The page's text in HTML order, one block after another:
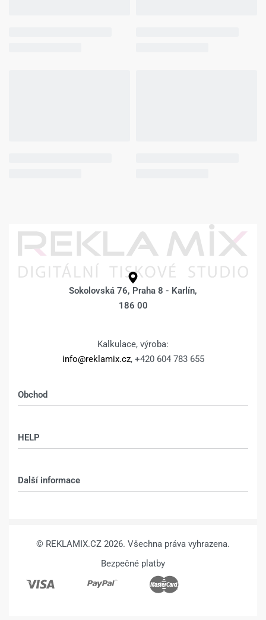
Sokolovská 76, Praha 8 - Karlín,
186 00
Kalkulace, výroba:
info@reklamix.cz, +420 604 783 655
Obchod
Můj účet – shop
HELP
Další informace
© REKLAMIX.CZ 2026. Všechna práva vyhrazena.
Bezpečné platby